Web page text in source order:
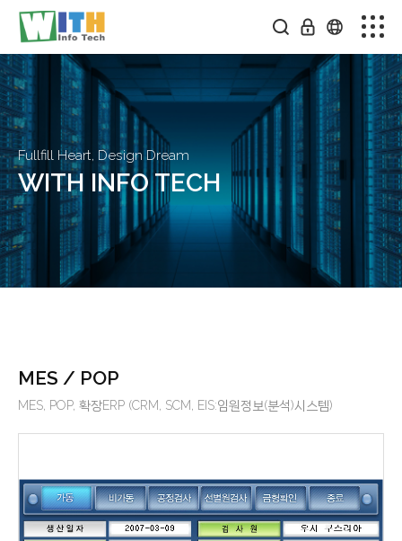
스마트팩토리
솔루션소개
미디어센터
온라인문의
커뮤니티
Fullfill Heart, Design Dream
WITH INFO TECH
MES / POP
MES, POP, 확장ERP (CRM, SCM, EIS:임원정보(분석)시스템)